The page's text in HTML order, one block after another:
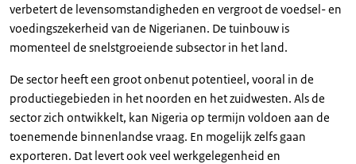
verbetert de levensomstandigheden en vergroot de voedsel- en
voedingszekerheid van de Nigerianen. De tuinbouw is
momenteel de snelstgroeiende subsector in het land.
De sector heeft een groot onbenut potentieel, vooral in de
productiegebieden in het noorden en het zuidwesten. Als de
sector zich ontwikkelt, kan Nigeria op termijn voldoen aan de
toenemende binnenlandse vraag. En mogelijk zelfs gaan
exporteren. Dat levert ook veel werkgelegenheid en